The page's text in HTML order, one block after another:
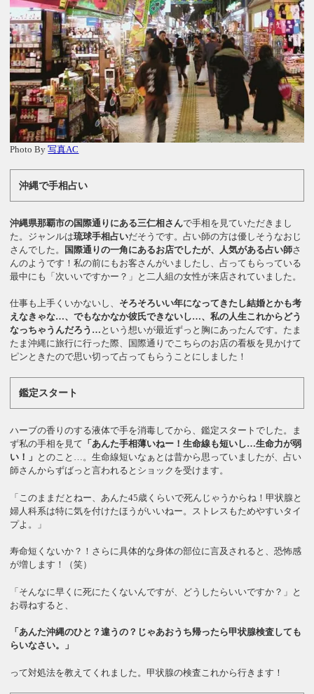
Photo By写真AC
沖縄で手相占い
沖縄県那覇市の国際通りにある三仁相さんで手相を見ていただきまし
た。ジャンルは琉球手相占いだそうです。占い師の方は優しそうなおじ
さんでした。 国際通りの一角にあるお店でしたが、人気がある占い師さ
んのようです！私の前にもお客さんがいましたし、占ってもらっている
最中にも「次いいですかー？」と二人組の女性が来店されていました。
仕事も上手くいかないし、 そろそろいい年になってきたし結婚とかも考
えなきゃな…、でもなかなか彼氏できないし…、私の人生これからどう
なっちゃうんだろう… という想いが最近ずっと胸にあったんです。たま
たま沖縄に旅行に行った際、国際通りでこちらのお店の看板を見かけて
ピンときたので思い切って占ってもらうことにしました！
鑑定スタート
ハーブの香りのする液体で手を消毒してから、鑑定スタートでした。ま
ず私の手相を見て 「あんた手相薄いねー！生命線も短いし…生命力が弱
い！」 とのこと…。生命線短いなぁとは昔から思っていましたが、占い
師さんからずばっと言われるとショックを受けます。
「このままだとねー、あんた45歳くらいで死んじゃうからね！甲状腺と
婦人科系は特に気を付けたほうがいいねー。ストレスもためやすいタイ
プよ。」
寿命短くないか？！さらに具体的な身体の部位に言及されると、恐怖感
が増します！（笑）
「そんなに早くに死にたくないんですが、どうしたらいいですか？」と
お尋ねすると、
「あんた沖縄のひと？違うの？じゃあおうち帰ったら甲状腺検査しても
らいなさい。」
って対処法を教えてくれました。甲状腺の検査これから行きます！